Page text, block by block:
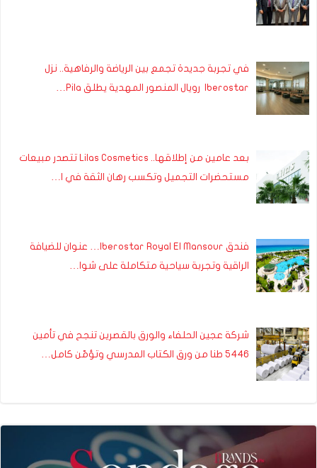
في تجربة جديدة تجمع بين الرياضة والرفاهية.. نزل
Iberostar رويال المنصور المهدية يطلق Pila…
بعد عامين من إطلاقها.. Lilas Cosmetics تتصدر مبيعات
مستحضرات التجميل وتكسب رهان الثقة في ا…
فندق Iberostar Royal El Mansour… عنوان للضيافة
الراقية وتجربة سياحية متكاملة على شوا…
شركة عجين الحلفاء والورق بالقصرين تنجح في تأمين
5446 طنا من ورق الكتاب المدرسي وتؤمّن كامل…